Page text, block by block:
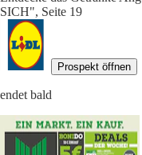
SICH", Seite 19
Prospekt öffnen
endet bald